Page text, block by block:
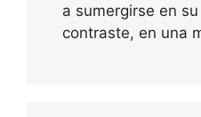
a sumergirse en
contraste, en una